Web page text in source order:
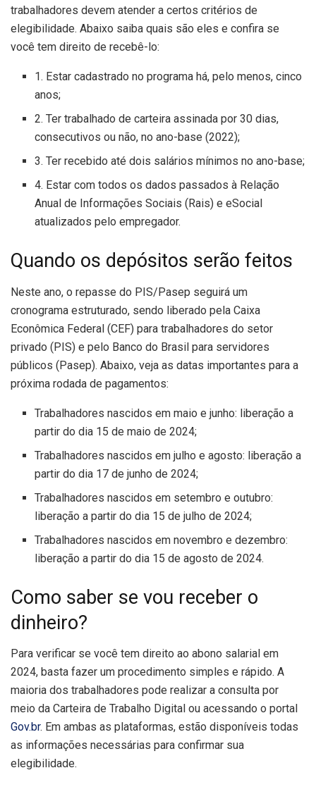
trabalhadores devem atender a certos critérios de
elegibilidade. Abaixo saiba quais são eles e confira se
você tem direito de recebê-lo:
1. Estar cadastrado no programa há, pelo menos, cinco
anos;
2. Ter trabalhado de carteira assinada por 30 dias,
consecutivos ou não, no ano-base (2022);
3. Ter recebido até dois salários mínimos no ano-base;
4. Estar com todos os dados passados à Relação
Anual de Informações Sociais (Rais) e eSocial
atualizados pelo empregador.
Quando os depósitos serão feitos
Neste ano, o repasse do PIS/Pasep seguirá um
cronograma estruturado, sendo liberado pela Caixa
Econômica Federal (CEF) para trabalhadores do setor
privado (PIS) e pelo Banco do Brasil para servidores
públicos (Pasep). Abaixo, veja as datas importantes para a
próxima rodada de pagamentos:
Trabalhadores nascidos em maio e junho: liberação a
partir do dia 15 de maio de 2024;
Trabalhadores nascidos em julho e agosto: liberação a
partir do dia 17 de junho de 2024;
Trabalhadores nascidos em setembro e outubro:
liberação a partir do dia 15 de julho de 2024;
Trabalhadores nascidos em novembro e dezembro:
liberação a partir do dia 15 de agosto de 2024.
Como saber se vou receber o
dinheiro?
Para verificar se você tem direito ao abono salarial em
2024, basta fazer um procedimento simples e rápido. A
maioria dos trabalhadores pode realizar a consulta por
meio da Carteira de Trabalho Digital ou acessando o portal
Gov.br. Em ambas as plataformas, estão disponíveis todas
as informações necessárias para confirmar sua
elegibilidade.